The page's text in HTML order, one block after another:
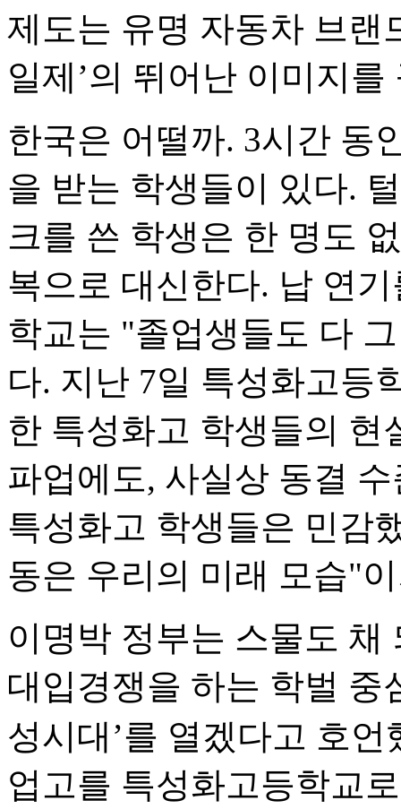
제도는 유명 자동차 브랜
일제’의 뛰어난 이미지
한국은 어떨까. 3시간 동
을 받는 학생들이 있다.
크를 쓴 학생은 한 명도
복으로 대신한다. 납 연
학교는 "졸업생들도 다
다. 지난 7일 특성화고등
한 특성화고 학생들의 현
파업에도, 사실상 동결
특성화고 학생들은 민감
동은 우리의 미래 모습"
이명박 정부는 스물도 채
대입경쟁을 하는 학벌 중
성시대’를 열겠다고 호
업고를 특성화고등학교